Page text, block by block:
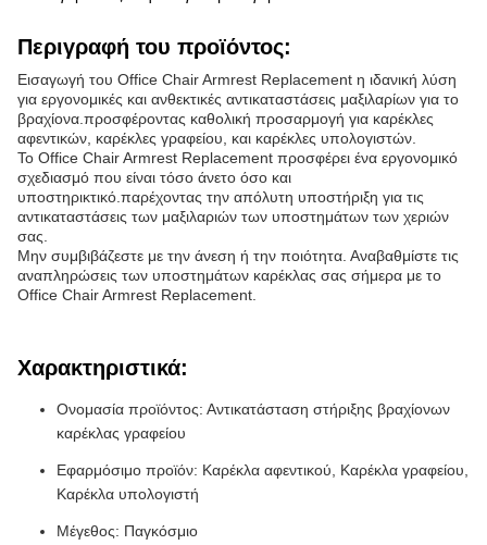
Περιγραφή του προϊόντος:
Εισαγωγή του Office Chair Armrest Replacement η ιδανική λύση
για εργονομικές και ανθεκτικές αντικαταστάσεις μαξιλαρίων για το
βραχίονα.προσφέροντας καθολική προσαρμογή για καρέκλες
αφεντικών, καρέκλες γραφείου, και καρέκλες υπολογιστών.
Το Office Chair Armrest Replacement προσφέρει ένα εργονομικό
σχεδιασμό που είναι τόσο άνετο όσο και
υποστηρικτικό.παρέχοντας την απόλυτη υποστήριξη για τις
αντικαταστάσεις των μαξιλαριών των υποστημάτων των χεριών
σας.
Μην συμβιβάζεστε με την άνεση ή την ποιότητα. Αναβαθμίστε τις
αναπληρώσεις των υποστημάτων καρέκλας σας σήμερα με το
Office Chair Armrest Replacement.
Χαρακτηριστικά:
Ονομασία προϊόντος: Αντικατάσταση στήριξης βραχίονων
καρέκλας γραφείου
Εφαρμόσιμο προϊόν: Καρέκλα αφεντικού, Καρέκλα γραφείου,
Καρέκλα υπολογιστή
Μέγεθος: Παγκόσμιο